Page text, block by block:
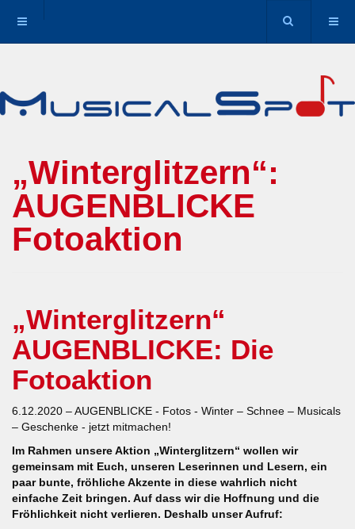
„Winterglitzern“:
AUGENBLICKE
Fotoaktion
„Winterglitzern“
AUGENBLICKE: Die
Fotoaktion
6.12.2020 – AUGENBLICKE - Fotos - Winter – Schnee – Musicals
– Geschenke - jetzt mitmachen!
Im Rahmen unsere Aktion „Winterglitzern“ wollen wir
gemeinsam mit Euch, unseren Leserinnen und Lesern, ein
paar bunte, fröhliche Akzente in diese wahrlich nicht
einfache Zeit bringen. Auf dass wir die Hoffnung und die
Fröhlichkeit nicht verlieren. Deshalb unser Aufruf: